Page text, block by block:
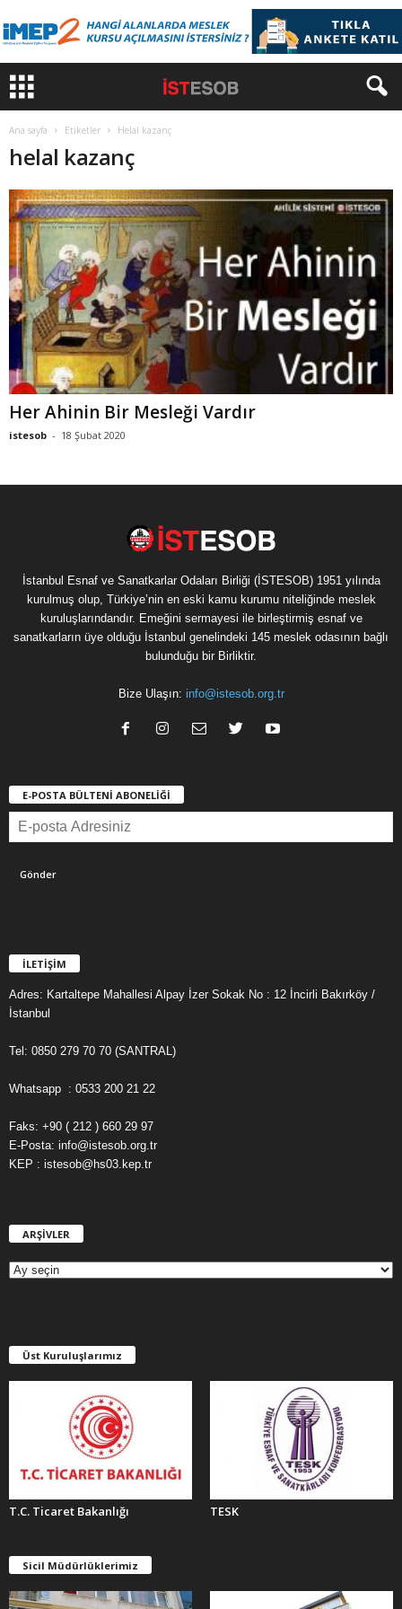
Ana sayfa Etiketler Helal kazanç
helal kazanç
Her Ahinin Bir Mesleği Vardır
istesob - 18 Şubat 2020
İstanbul Esnaf ve Sanatkarlar Odaları Birliği (İSTESOB) 1951 yılında
kurulmuş olup, Türkiye’nin en eski kamu kurumu niteliğinde meslek
kuruluşlarındandır. Emeğini sermayesi ile birleştirmiş esnaf ve
sanatkarların üye olduğu İstanbul genelindeki 145 meslek odasının bağlı
bulunduğu bir Birliktir.
Bize Ulaşın: info@istesob.org.tr
E-POSTA BÜLTENİ ABONELİĞİ
İLETİŞİM
Adres: Kartaltepe Mahallesi Alpay İzer Sokak No : 12 İncirli Bakırköy /
İstanbul
Tel: 0850 279 70 70 (SANTRAL)
Whatsapp : 0533 200 21 22
Faks: +90 ( 212 ) 660 29 97
E-Posta: info@istesob.org.tr
KEP : istesob@hs03.kep.tr
ARŞİVLER
E
R
Üst Kuruluşlarımız
T.C. Ticaret Bakanlığı TESK
Sicil Müdürlüklerimiz